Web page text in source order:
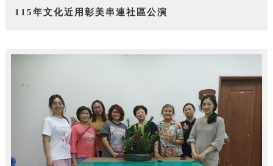
115年文化近用彰美串連社區公演